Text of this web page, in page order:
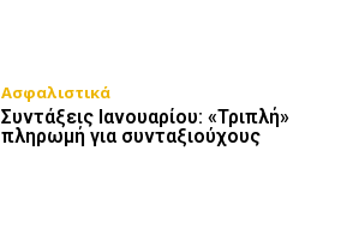
Ασφαλιστικά
Συντάξεις Ιανουαρίου: «Τριπλή»
πληρωμή για συνταξιούχους